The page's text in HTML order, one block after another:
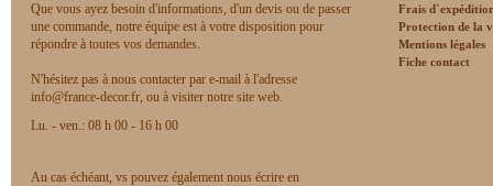
Que vous ayez besoin d'informations, d'un devis ou de passer
une commande, notre équipe est à votre disposition pour
répondre à toutes vos demandes.
N'hésitez pas à nous contacter par e-mail à l'adresse
info@france-decor.fr, ou à visiter notre site web.
Lu. - ven.: 08 h 00 - 16 h 00
Au cas échéant, vs pouvez également nous écrire en
Frais
Protection de la
Mentions légales
Fiche contact